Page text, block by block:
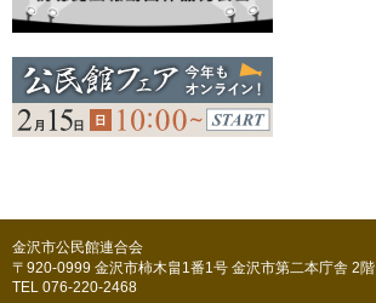
金沢市公民館連合会
〒920-0999 金沢市柿木畠1番1号 金沢市第二本庁舎 2階
TEL 076-220-2468